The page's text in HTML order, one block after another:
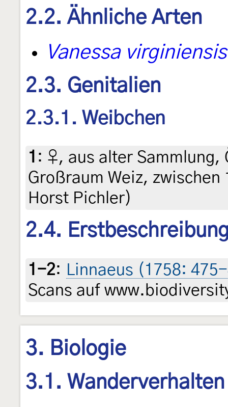
2.2. Ähnliche Arten
Vanessa virginiensis
2.3. Genitalien
2.3.1. Weibchen
1 : ♀, aus alter
Großraum Weiz,
Horst Pichler)
2.4.
1-2: Linnaeus (1758:
Scans auf
3. Biologie
3.1. Wanderverhalten